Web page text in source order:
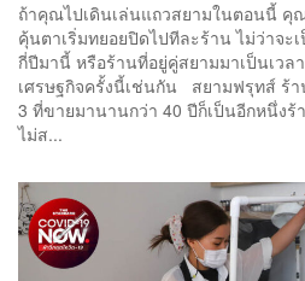
ถ้าคุณไปเดินเล่นแถวสยามในตอนนี้ คุ
คุ้นตาเริ่มทยอยปิดไปทีละร้าน ไม่ว่าจะ
กี่ปีมานี้ หรือร้านที่อยู่คู่สยามมาเป็นเวล
เศรษฐกิจครั้งนี้เช่นกัน สยามฟรุทส์ ร้า
3 ที่ขายมานานกว่า 40 ปีก็เป็นอีกหนึ่ง
ไม่ส...